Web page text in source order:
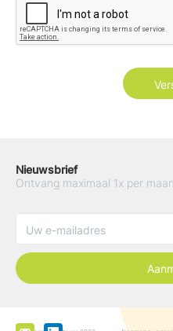
Nieuwsbrief
Ontvang maximaal 1x per